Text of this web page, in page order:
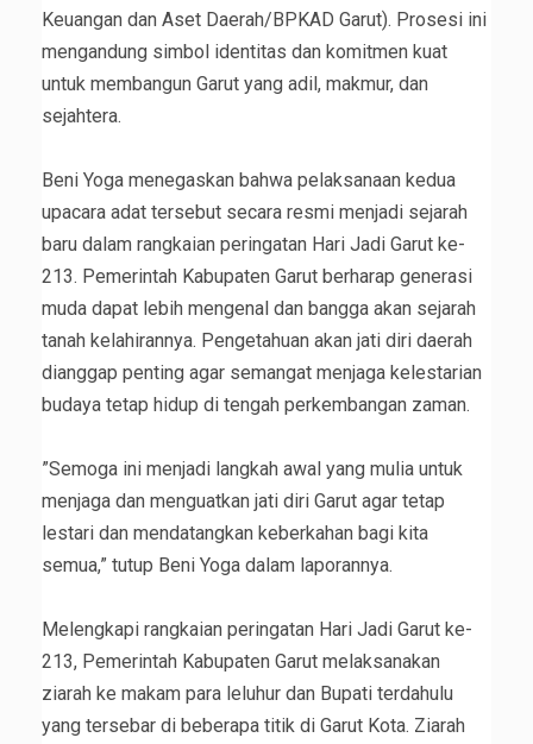
Keuangan dan Aset Daerah/BPKAD Garut). Prosesi ini
mengandung simbol identitas dan komitmen kuat
untuk membangun Garut yang adil, makmur, dan
sejahtera.
‎Beni Yoga menegaskan bahwa pelaksanaan kedua
upacara adat tersebut secara resmi menjadi sejarah
baru dalam rangkaian peringatan Hari Jadi Garut ke-
213. Pemerintah Kabupaten Garut berharap generasi
muda dapat lebih mengenal dan bangga akan sejarah
tanah kelahirannya. Pengetahuan akan jati diri daerah
dianggap penting agar semangat menjaga kelestarian
budaya tetap hidup di tengah perkembangan zaman.
‎”Semoga ini menjadi langkah awal yang mulia untuk
menjaga dan menguatkan jati diri Garut agar tetap
lestari dan mendatangkan keberkahan bagi kita
semua,” tutup Beni Yoga dalam laporannya.
‎Melengkapi rangkaian peringatan Hari Jadi Garut ke-
213, Pemerintah Kabupaten Garut melaksanakan
ziarah ke makam para leluhur dan Bupati terdahulu
yang tersebar di beberapa titik di Garut Kota. Ziarah